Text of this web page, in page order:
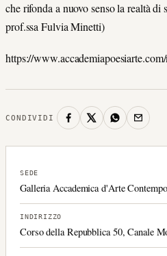
che rifonda a nuovo senso la realtà di
prof.ssa Fulvia Minetti)
https://
CONDIVIDI
SEDE
Galleria Accademica d'Arte
INDIRIZZO
Corso della Repubblica 50, Canale